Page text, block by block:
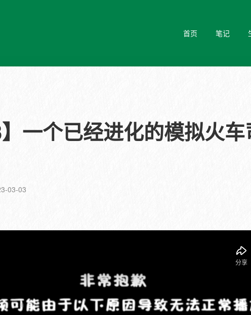
首页 笔记
一个已经进化的模拟火
03-03